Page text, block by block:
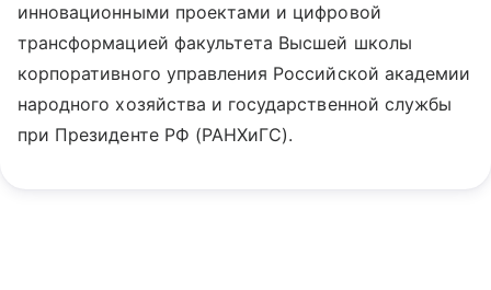
инновационными проектами и цифровой
трансформацией факультета Высшей школы
корпоративного управления Российской академии
народного хозяйства и государственной службы
при Президенте РФ (РАНХиГС).